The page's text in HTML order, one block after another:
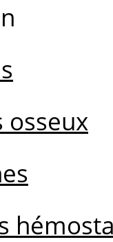
osseux